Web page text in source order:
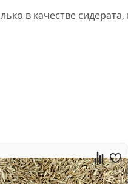
в качестве